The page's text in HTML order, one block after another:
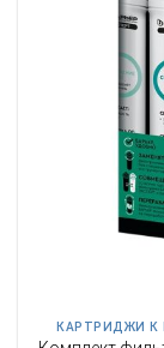
КАРТРИДЖИ К